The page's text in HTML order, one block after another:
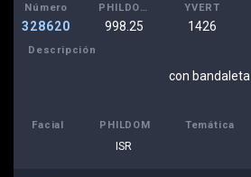
Número
328620
PHILDOM
998.25
YVERT
1426
Descripción
con bandaleta
Facial PHILDOM Temática
ISR